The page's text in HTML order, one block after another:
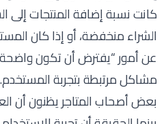
كانت نسبة إضافة المنتجات إلى
الشراء منخفضة، أو إذا كان
عن أمور “يفترض أن تكون
مشاكل مرتبطة بتجربة المستخدم.
بعض أصحاب المتاجر يظنون أن